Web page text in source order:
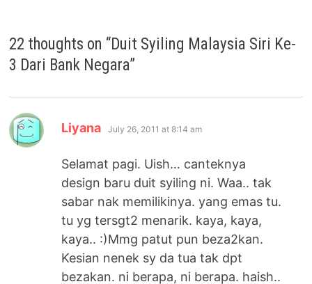
22 thoughts on “Duit Syiling Malaysia Siri Ke-
3 Dari Bank Negara”
Liyana says:
July 26, 2011 at 8:14 am
Selamat pagi. Uish… canteknya
design baru duit syiling ni. Waa.. tak
sabar nak memilikinya. yang emas tu.
tu yg tersgt2 menarik. kaya, kaya,
kaya.. :)Mmg patut pun beza2kan.
Kesian nenek sy da tua tak dpt
bezakan. ni berapa, ni berapa. haish..